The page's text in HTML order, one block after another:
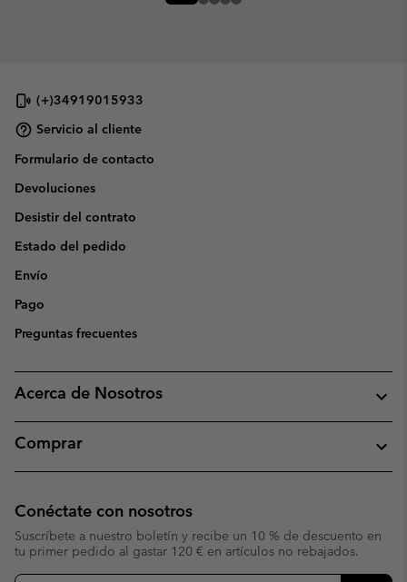
(+)34919015933
Servicio al cliente
Formulario de contacto
Devoluciones
Desistir del contrato
Estado del pedido
Envío
Pago
Preguntas frecuentes
Acerca de Nosotros
Comprar
Conéctate con nosotros
Suscríbete a nuestro boletín y recibe un 10 % de descuento en
tu primer pedido al gastar 120 € en artículos no rebajados.